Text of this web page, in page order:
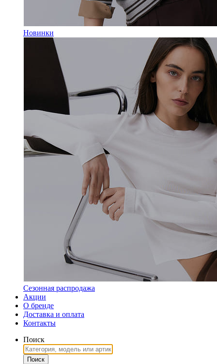
Новинки
Сезонная распродажа
Акции
О бренде
Доставка и оплата
Контакты
Поиск